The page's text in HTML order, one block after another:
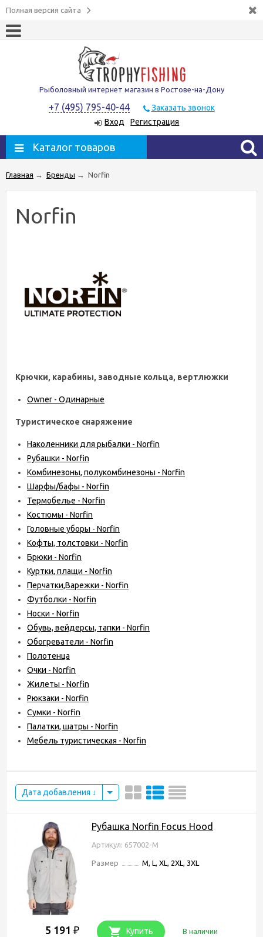
Полная версия сайта
Рыболовный интернет магазин в Ростове-на-Дону
+7 (495) 795-40-44
Заказать звонок
Вход
Регистрация
Каталог товаров
Главная → Бренды → Norfin
Norfin
Крючки, карабины, заводные кольца, вертлюжки
Owner - Одинарные
Туристическое снаряжение
Наколенники для рыбалки - Norfin
Рубашки - Norfin
Комбинезоны, полукомбинезоны - Norfin
Шарфы/бафы - Norfin
Термобелье - Norfin
Костюмы - Norfin
Головные уборы - Norfin
Кофты, толстовки - Norfin
Брюки - Norfin
Куртки, плащи - Norfin
Перчатки,Варежки - Norfin
Футболки - Norfin
Носки - Norfin
Обувь, вейдерсы, тапки - Norfin
Обогреватели - Norfin
Полотенца
Очки - Norfin
Жилеты - Norfin
Рюкзаки - Norfin
Сумки - Norfin
Палатки, шатры - Norfin
Мебель туристическая - Norfin
Дата добавления
Рубашка Norfin Focus Hood
Артикул: 657002-M
Размер M, L, XL, 2XL, 3XL
5 191 ₽ Купить В наличии